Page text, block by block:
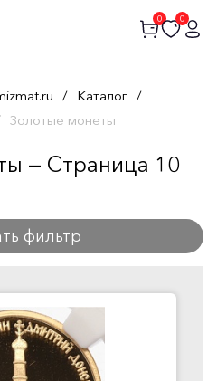
0 0
/ Каталог /
Золотые монеты
— Страница 10
фильтр